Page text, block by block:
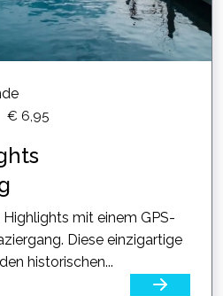
€ 6,95
mit einem GPS-
Diese einzigartige
historischen...